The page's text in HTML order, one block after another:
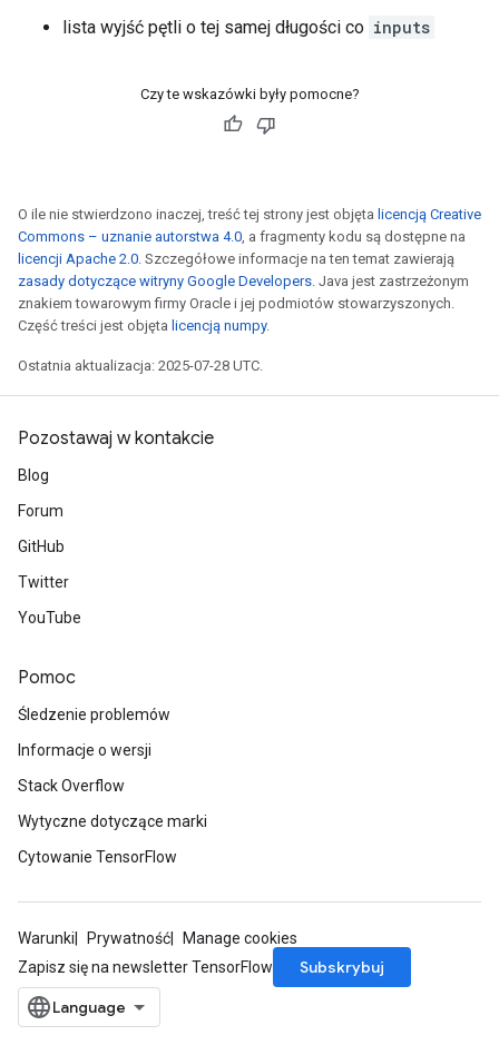
lista wyjść pętli o tej samej długości co inputs
Czy te wskazówki były pomocne?
O ile nie stwierdzono inaczej, treść tej strony jest objęta licencją Creative
Commons – uznanie autorstwa 4.0, a fragmenty kodu są dostępne na
licencji Apache 2.0. Szczegółowe informacje na ten temat zawierają
zasady dotyczące witryny Google Developers. Java jest zastrzeżonym
znakiem towarowym firmy Oracle i jej podmiotów stowarzyszonych.
Część treści jest objęta licencją numpy.
Ostatnia aktualizacja: 2025-07-28 UTC.
Pozostawaj w kontakcie
Blog
Forum
GitHub
Twitter
YouTube
Pomoc
Śledzenie problemów
Informacje o wersji
Stack Overflow
Wytyczne dotyczące marki
Cytowanie TensorFlow
Warunki Prywatność
Manage cookies
Zapisz się na newsletter TensorFlow
Subskrybuj